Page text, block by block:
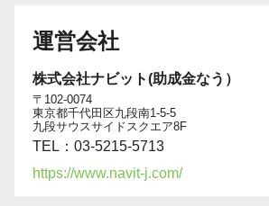
運営会社
株式会社ナビット(助成金なう）
〒102-0074
東京都千代田区九段南1-5-5
九段サウスサイドスクエア8F
TEL：03-5215-5713
https://www.navit-j.com/